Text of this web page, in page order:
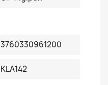
3760330961200
KLA142